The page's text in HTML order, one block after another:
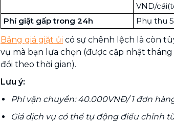
VND/
Phí giặt gấp trong 24h
Phụ thu
Bảng giá giặt ủi có sự chênh lệch là còn
vụ mà bạn lựa chọn (được cập nhật
đổi theo thời gian).
Lưu ý:
Phí vận chuyển: 40.000VNĐ/ 1 đơn
Giá dịch vụ có thể tự động điều chỉnh